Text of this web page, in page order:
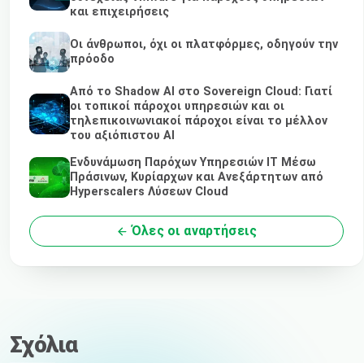
και επιχειρήσεις
Οι άνθρωποι, όχι οι πλατφόρμες, οδηγούν την
πρόοδο
Από το Shadow AI στο Sovereign Cloud: Γιατί
οι τοπικοί πάροχοι υπηρεσιών και οι
τηλεπικοινωνιακοί πάροχοι είναι το μέλλον
του αξιόπιστου AI
Ενδυνάμωση Παρόχων Υπηρεσιών IT Μέσω
Πράσινων, Κυρίαρχων και Ανεξάρτητων από
Hyperscalers Λύσεων Cloud
Όλες οι αναρτήσεις
Σχόλια